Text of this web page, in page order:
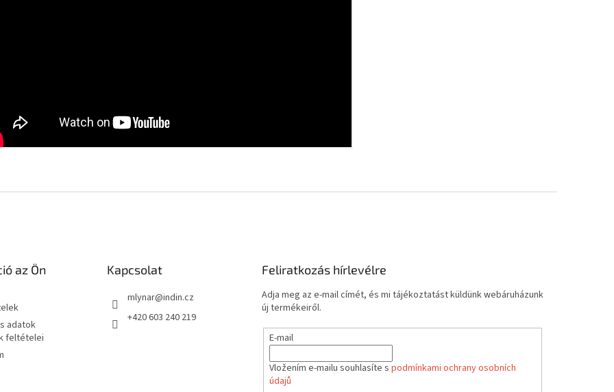
az Ön
adatok
feltételei
Kapcsolat
mlynar@indin.cz
+420 603 240 219
Feliratkozás hírlevélre
Adja meg az e-mail címét, és mi tájékoztatást küldünk webáruházunk
új termékeiről.
E-mail
Vložením e-mailu souhlasíte spodmínkami ochrany osobních
údajů